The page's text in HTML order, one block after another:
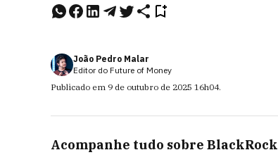
João Pedro Malar
Editor do Future of Money
Publicado em 9 de outubro de 2025 16h04.
Acompanhe tudo sobre BlackRock